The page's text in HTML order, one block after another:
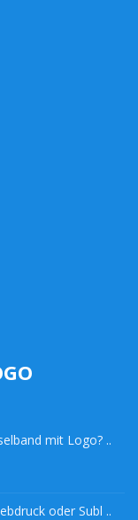
mit Logo? ..
oder Subl ..